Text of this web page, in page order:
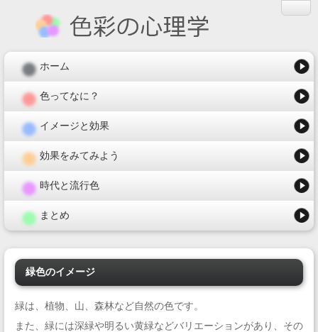
ホーム
色ってなに？
イメージと効果
効果をみてみよう
時代と流行色
まとめ
緑色のイメージ
緑は、植物、山、森林など自然の色です。
また、緑には深緑や明るい黄緑などバリエーションがあり、その